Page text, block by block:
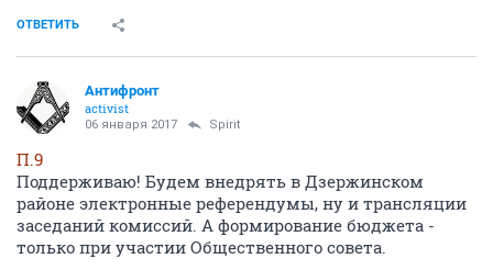
ОТВЕТИТЬ
Антифронт
activist
06 января 2017 Spirit
П.9
Поддерживаю! Будем внедрять в Дзержинском
районе электронные референдумы, ну и трансляции
заседаний комиссий. А формирование бюджета -
только при участии Общественного совета.